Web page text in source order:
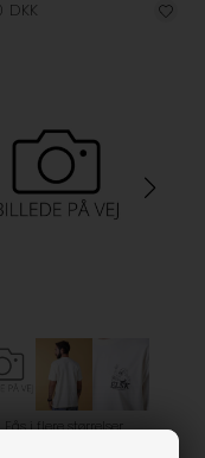
DKK
Fås i flere størrelser